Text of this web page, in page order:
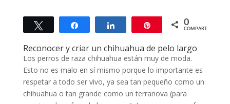
Twittear Compartir Compartir 0
COMPARTIR
Reconocer y criar un chihuahua de pelo largo
Los perros de raza chihuahua están muy de moda.
Esto no es malo en sí mismo porque lo importante es
respetar a todo ser vivo, ya sea tan pequeño como un
chihuahua o tan grande como un terranova (para